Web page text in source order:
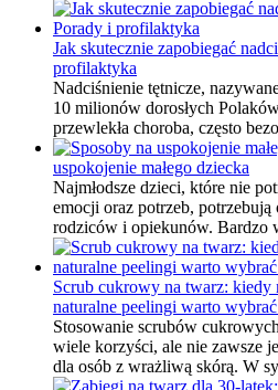
Jak skutecznie zapobiegać
profilaktyka
Nadciśnienie tętnicze,
10 milionów dorosłych
przewlekła choroba, często
uspokojenie małego dziecka
Najmłodsze dzieci, które nie
emocji oraz potrzeb,
rodziców i opiekunów. Bardzo
Scrub cukrowy na twarz: kiedy
naturalne peelingi warto
Stosowanie scrubów
wiele korzyści, ale nie zawsze
dla osób z wrażliwą skórą. W